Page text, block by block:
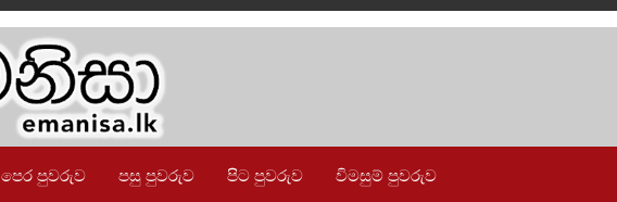
පෙර පුවරුව පසු පුවරුව පිට පුවරුව විමසුම් පුවරුව